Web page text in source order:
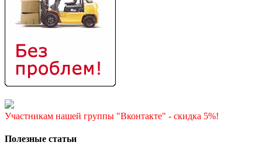
Участникам нашей группы "Вконтакте" - скидка 5%!
Полезные статьи